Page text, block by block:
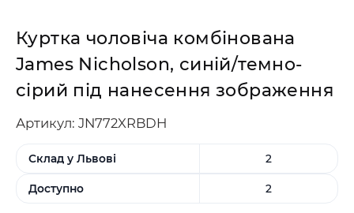
Куртка чоловіча комбінована
James Nicholson, синій/темно-
сірий під нанесення зображення
Артикул: JN772XRBDH
Склад у Львові 2
Доступно 2